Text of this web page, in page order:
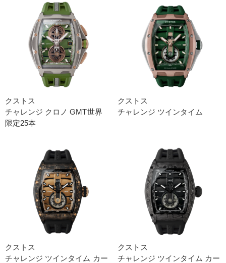
クストス
チャレンジ クロノ GMT世界
限定25本
クストス
チャレンジ ツインタイム
クストス
チャレンジ ツインタイム カー
クストス
チャレンジ ツインタイム カー